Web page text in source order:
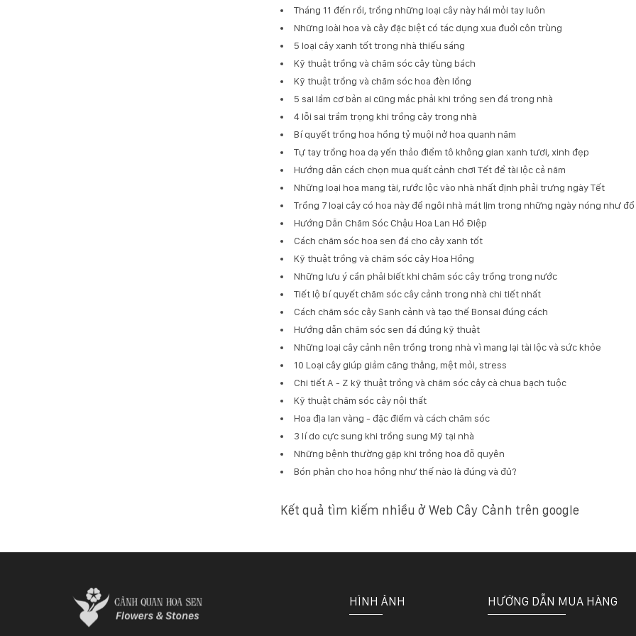
Tháng 11 đến rồi, trồng những loại cây này hái mỏi tay luôn
Những loài hoa và cây đặc biệt có tác dụng xua đuổi côn trùng
5 loại cây xanh tốt trong nhà thiếu sáng
Kỹ thuật trồng và chăm sóc cây tùng bách
Kỹ thuật trồng và chăm sóc hoa đèn lồng
5 sai lầm cơ bản ai cũng mắc phải khi trồng sen đá trong nhà
4 lỗi sai trầm trọng khi trồng cây trong nhà
Bí quyết trồng hoa hồng tỷ muội nở hoa quanh năm
Tự tay trồng hoa dạ yến thảo điểm tô không gian xanh tươi, xinh đẹp
Hướng dẫn cách chọn mua quất cảnh chơi Tết để tài lộc cả năm
Những loại hoa mang tài, rước lộc vào nhà nhất định phải trưng ngày Tết
Trồng 7 loại cây có hoa này để ngôi nhà mát lịm trong những ngày nóng như
Hướng Dẫn Chăm Sóc Chậu Hoa Lan Hồ Điệp
Cách chăm sóc hoa sen đá cho cây xanh tốt
Kỹ thuật trồng và chăm sóc cây Hoa Hồng
Những lưu ý cần phải biết khi chăm sóc cây trồng trong nước
Tiết lộ bí quyết chăm sóc cây cảnh trong nhà chi tiết nhất
Cách chăm sóc cây Sanh cảnh và tạo thế Bonsai đúng cách
Hướng dẫn chăm sóc sen đá đúng kỹ thuật
Những loại cây cảnh nên trồng trong nhà vì mang lại tài lộc và sức khỏe
10 Loại cây giúp giảm căng thẳng, mệt mỏi, stress
Chi tiết A - Z kỹ thuật trồng và chăm sóc cây cà chua bạch tuộc
Kỹ thuật chăm sóc cây nội thất
Hoa địa lan vàng - đặc điểm và cách chăm sóc
3 lí do cực sung khi trồng sung Mỹ tại nhà
Những bệnh thường gặp khi trồng hoa đỗ quyên
Bón phân cho hoa hồng như thế nào là đúng và đủ?
Kết quả tìm kiếm nhiều ở Web Cây Cảnh trên google
HÌNH ẢNH HƯỚNG DẪN MUA HÀNG